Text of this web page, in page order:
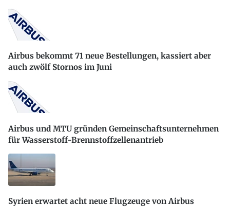
Airbus bekommt 71 neue Bestellungen, kassiert aber
auch zwölf Stornos im Juni
Airbus und MTU gründen Gemeinschaftsunternehmen
für Wasserstoff-Brennstoffzellenantrieb
Syrien erwartet acht neue Flugzeuge von Airbus